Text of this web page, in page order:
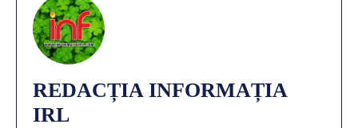
REDACȚIA INFORMAȚIA
IRL